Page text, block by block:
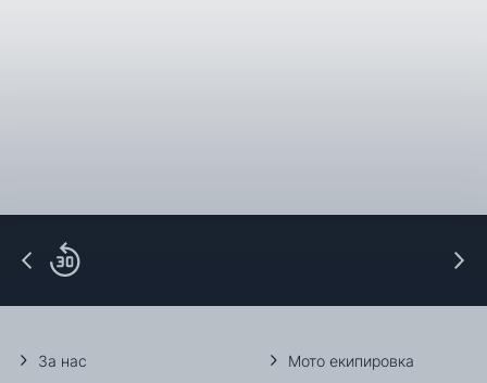
За нас
Мото екипировка